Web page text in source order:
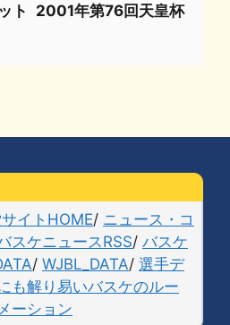
ト
2001年第76回天皇杯
イトHOME/ ニュース・コ
スケニュースRSS/ バスケ
/ WJBL_DATA/ 選手デ
も解り易いバスケのルー
ーション